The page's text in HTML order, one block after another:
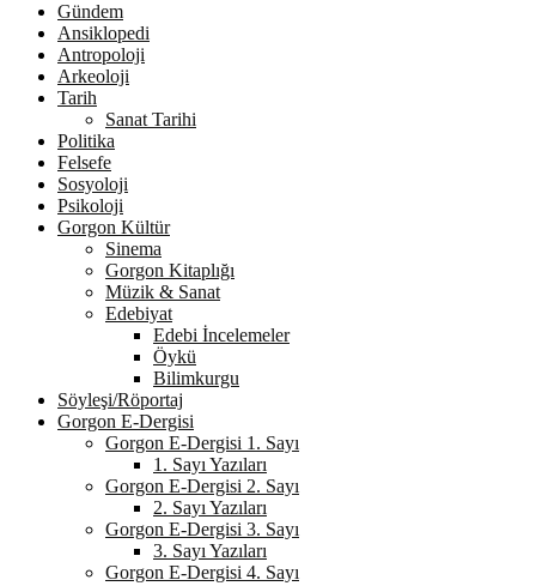
Gündem
Ansiklopedi
Antropoloji
Arkeoloji
Tarih
Sanat Tarihi
Politika
Felsefe
Sosyoloji
Psikoloji
Gorgon Kültür
Sinema
Gorgon Kitaplığı
Müzik & Sanat
Edebiyat
Edebi İncelemeler
Öykü
Bilimkurgu
Söyleşi/Röportaj
Gorgon E-Dergisi
Gorgon E-Dergisi 1. Sayı
1. Sayı Yazıları
Gorgon E-Dergisi 2. Sayı
2. Sayı Yazıları
Gorgon E-Dergisi 3. Sayı
3. Sayı Yazıları
Gorgon E-Dergisi 4. Sayı